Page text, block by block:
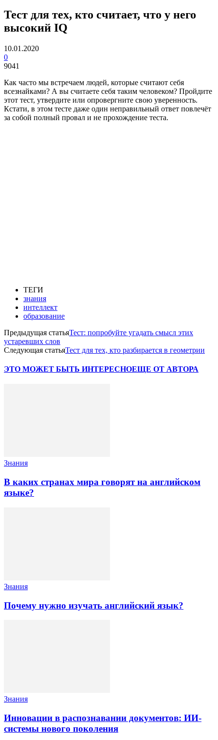
Тест для тех, кто считает, что у него
высокий IQ
10.01.2020
0
9041
Как часто мы встречаем людей, которые считают себя
всезнайками? А вы считаете себя таким человеком? Пройдите
этот тест, утвердите или опровергните свою уверенность.
Кстати, в этом тесте даже один неправильный ответ повлечёт
за собой полный провал и не прохождение теста.
ТЕГИ
знания
интеллект
образование
Предыдущая статьяТест: попробуйте угадать смысл этих
устаревших слов
Следующая статьяТест для тех, кто разбирается в геометрии
ЭТО МОЖЕТ БЫТЬ ИНТЕРЕСНОЕЩЕ ОТ АВТОРА
Знания
В каких странах мира говорят на английском
языке?
Знания
Почему нужно изучать английский язык?
Знания
Инновации в распознавании документов: ИИ-
системы нового поколения